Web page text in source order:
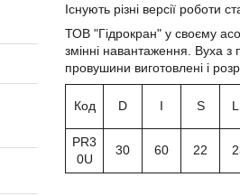
Існують різні версії роботи
ТОВ "Гідрокран" у своєму
змінні навантаження. Вуха з
провушини виготовлені і
Код D I S
PR3
0U
30 60 22